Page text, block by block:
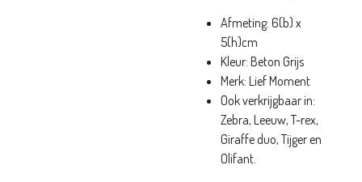
Afmeting: 6(b) x
5(h)cm
Kleur: Beton Grijs
Merk: Lief Moment
Ook verkrijgbaar in:
Zebra, Leeuw, T-rex,
Giraffe duo, Tijger en
Olifant.